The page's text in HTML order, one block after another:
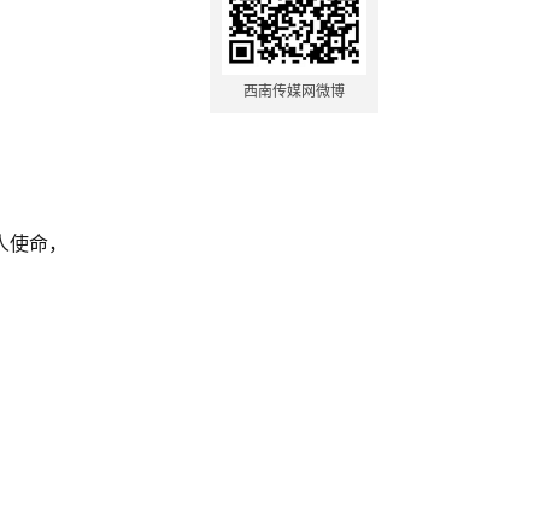
西南传媒网微博
命，